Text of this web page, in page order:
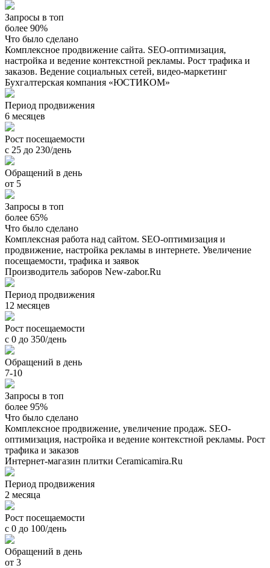
Запросы в топ
более 90%
Что было сделано
Комплексное продвижение сайта. SEO-оптимизация,
настройка и ведение контекстной рекламы. Рост трафика и
заказов. Ведение социальных сетей, видео-маркетинг
Бухгалтерская компания «ЮСТИКОМ»
Период продвижения
6 месяцев
Рост посещаемости
с 25 до 230/день
Обращений в день
от 5
Запросы в топ
более 65%
Что было сделано
Комплексная работа над сайтом. SEO-оптимизация и
продвижение, настройка рекламы в интернете. Увеличение
посещаемости, трафика и заявок
Производитель заборов New-zabor.Ru
Период продвижения
12 месяцев
Рост посещаемости
с 0 до 350/день
Обращений в день
7-10
Запросы в топ
более 95%
Что было сделано
Комплексное продвижение, увеличение продаж. SEO-
оптимизация, настройка и ведение контекстной рекламы. Рост
трафика и заказов
Интернет-магазин плитки Ceramicamira.Ru
Период продвижения
2 месяца
Рост посещаемости
с 0 до 100/день
Обращений в день
от 3